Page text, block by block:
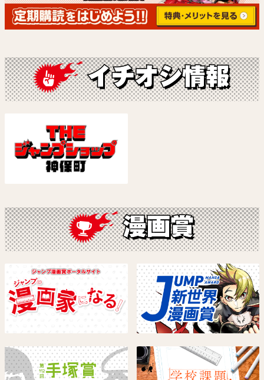
ルリドラゴン【電子版連載】
試し読み
僕とロボコ
HUNTER×HUNTER
冨樫義博
試し読み
HAL FORMULA
寺坂研人
試し読み